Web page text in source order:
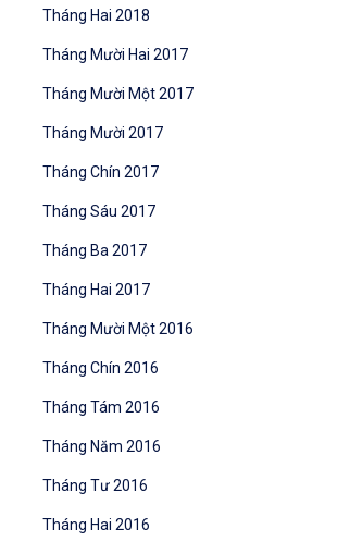
Tháng Hai 2018
Tháng Mười Hai 2017
Tháng Mười Một 2017
Tháng Mười 2017
Tháng Chín 2017
Tháng Sáu 2017
Tháng Ba 2017
Tháng Hai 2017
Tháng Mười Một 2016
Tháng Chín 2016
Tháng Tám 2016
Tháng Năm 2016
Tháng Tư 2016
Tháng Hai 2016